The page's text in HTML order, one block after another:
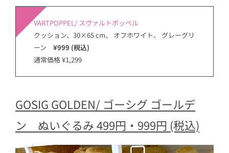
VARTPOPPEL/ スヴァルトポッペル
クッション、30×65 cm、 オフホワイト、 グレーグリ
ーン ¥999 (税込)
通常価格 ¥1,299
GOSIG GOLDEN/ ゴーシグ ゴールデ
ン ぬいぐるみ 499円・999円 (税込)